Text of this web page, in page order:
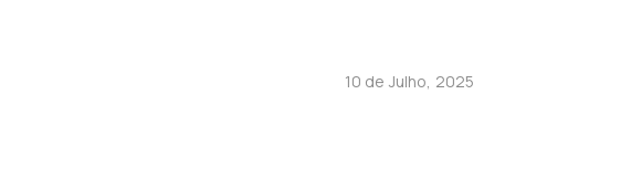
10 de Julho, 2025